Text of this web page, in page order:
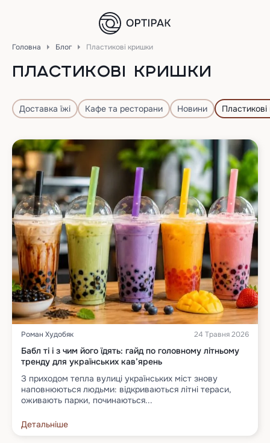
Головна Блог Пластикові кришки
ПЛАСТИКОВІ КРИШКИ
Доставка їжі Кафе та ресторани Новини
Роман Худобяк 24 Травня 2026
Бабл ті і з чим його їдять: гайд по головному літньому
тренду для українських кав’ярень
З приходом тепла вулиці українських міст знову
наповнюються людьми: відкриваються літні тераси,
оживають парки, починаються...
Детальніше